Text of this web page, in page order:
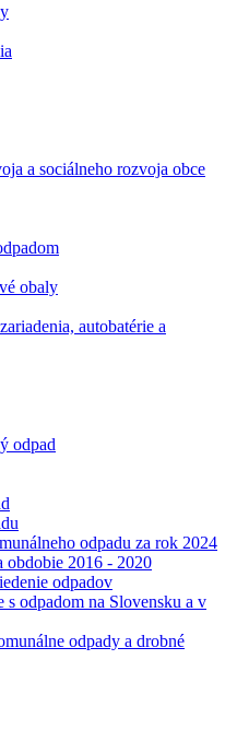
a sociálneho rozvoja obce
obaly
autobatérie a
odpad
odpadu za rok 2024
obdobie 2016 - 2020
odpadov
s odpadom na Slovensku a v
odpady a drobné